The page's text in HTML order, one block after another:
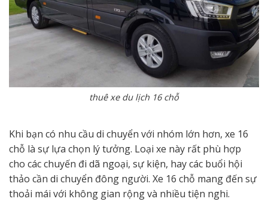
thuê xe du lịch 16 chỗ
Khi bạn có nhu cầu di chuyển với nhóm lớn hơn, xe 16
chỗ là sự lựa chọn lý tưởng. Loại xe này rất phù hợp
cho các chuyến đi dã ngoại, sự kiện, hay các buổi hội
thảo cần di chuyển đông người. Xe 16 chỗ mang đến sự
thoải mái với không gian rộng và nhiều tiện nghi.